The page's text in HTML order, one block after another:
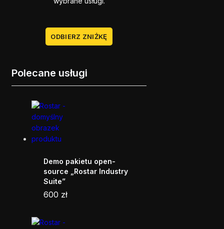
ODBIERZ ZNIŻKĘ
Polecane usługi
Demo pakietu open-
source „Rostar Industry
Suite”
600 zł